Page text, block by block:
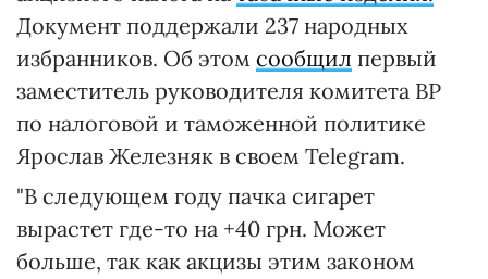
Документ поддержали 237 народных
избранников. Об этом сообщил первый
заместитель руководителя комитета ВР
по налоговой и таможенной политике
Ярослав Железняк в своем Telegram.
"В следующем году пачка сигарет
вырастет где-то на +40 грн. Может
больше, так как акцизы этим законом